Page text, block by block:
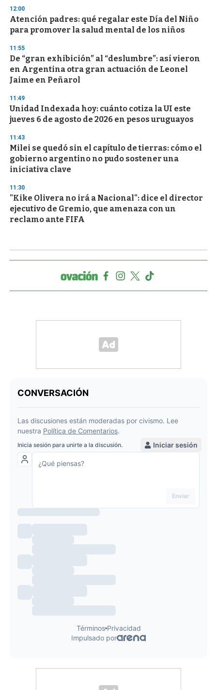
12:00
Atención padres: qué regalar este Día del Niño
para promover la salud mental de los niños
11:55
De “gran exhibición” al “deslumbre”: así vieron
en Argentina otra gran actuación de Leonel
Jaime en Peñarol
11:49
Unidad Indexada hoy: cuánto cotiza la UI este
jueves 6 de agosto de 2026 en pesos uruguayos
11:43
Milei se quedó sin el capítulo de tierras: cómo el
gobierno argentino no pudo sostener una
iniciativa clave
11:30
"Kike Olivera no irá a Nacional": dice el director
ejecutivo de Gremio, que amenaza con un
reclamo ante FIFA